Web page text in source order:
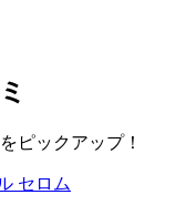
ピックアップ！
セロム